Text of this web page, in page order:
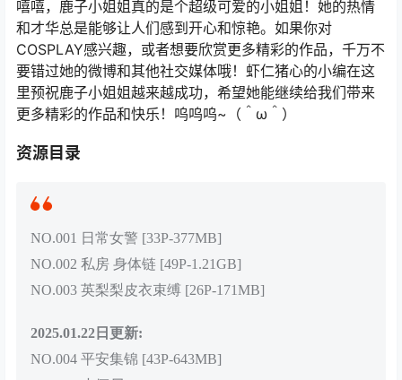
嘻嘻，鹿子小姐姐真的是个超级可爱的小姐姐！她的热情
和才华总是能够让人们感到开心和惊艳。如果你对
COSPLAY感兴趣，或者想要欣赏更多精彩的作品，千万不
要错过她的微博和其他社交媒体哦！虾仁猪心的小编在这
里预祝鹿子小姐姐越来越成功，希望她能继续给我们带来
更多精彩的作品和快乐！呜呜呜~（＾ω＾）
资源目录
NO.001 日常女警 [33P-377MB]
NO.002 私房 身体链 [49P-1.21GB]
NO.003 英梨梨皮衣束缚 [26P-171MB]
2025.01.22日更新:
NO.004 平安集锦 [43P-643MB]